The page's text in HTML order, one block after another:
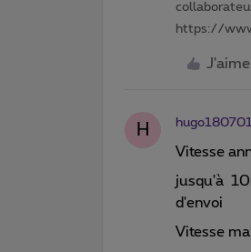
https://
J'aime
H
Vitesse
jusqu'à
d'envoi
Vitesse